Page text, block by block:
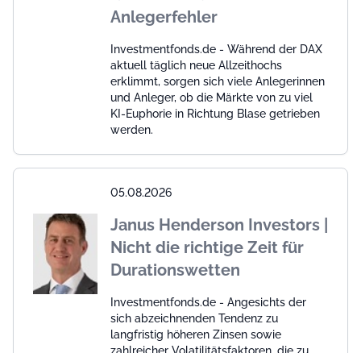
Anlegerfehler
Investmentfonds.de - Während der DAX
aktuell täglich neue Allzeithochs
erklimmt, sorgen sich viele Anlegerinnen
und Anleger, ob die Märkte von zu viel
KI-Euphorie in Richtung Blase getrieben
werden.
05.08.2026
Janus Henderson Investors |
Nicht die richtige Zeit für
Durationswetten
Investmentfonds.de - Angesichts der
sich abzeichnenden Tendenz zu
langfristig höheren Zinsen sowie